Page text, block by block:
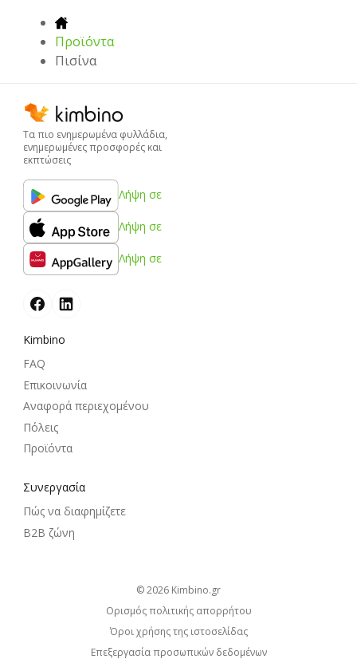
Προϊόντα
Πισίνα
Τα πιο ενημερωμένα φυλλάδια,
ενημερωμένες προσφορές και
εκπτώσεις
Λήψη σε
Λήψη σε
Λήψη σε
Kimbino
FAQ
Επικοινωνία
Αναφορά περιεχομένου
Πόλεις
Προϊόντα
Συνεργασία
Πώς να διαφημίζετε
B2B ζώνη
© 2026
kimbino.gr
Ορισμός πολιτικής απορρήτου
Όροι χρήσης της ιστοσελίδας
Επεξεργασία προσωπικών δεδομένων